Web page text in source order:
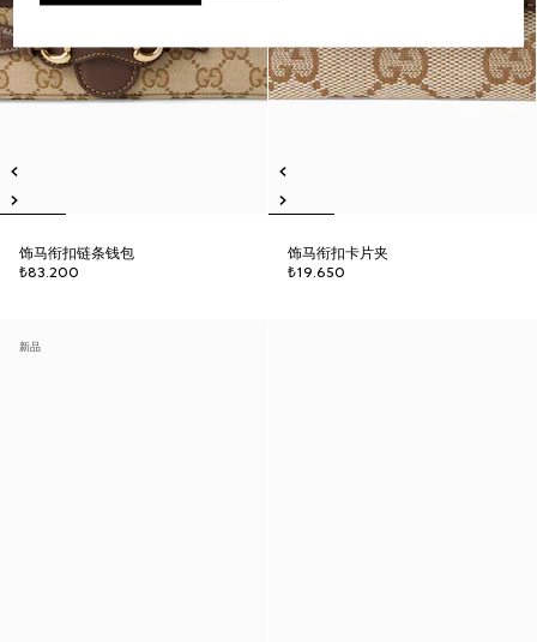
饰马衔扣链条钱包
₺83.200
饰马衔扣卡片夹
₺19.650
新品